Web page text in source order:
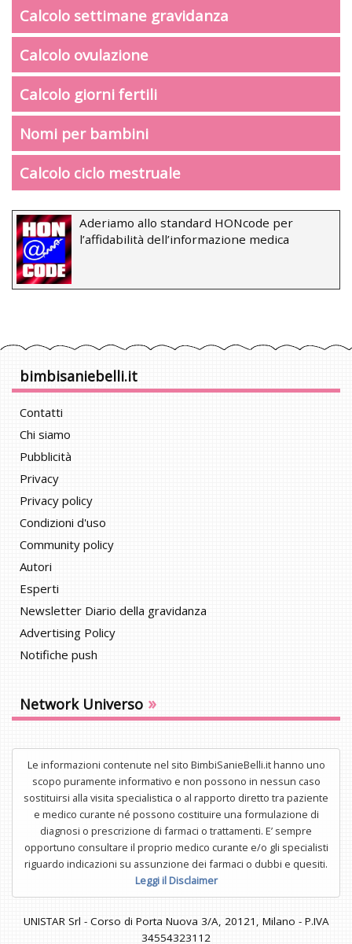
Calcolo settimane gravidanza
Calcolo ovulazione
Calcolo giorni fertili
Nomi per bambini
Calcolo ciclo mestruale
Aderiamo allo standard HONcode per
l’affidabilità dell’informazione medica
bimbisaniebelli.it
Contatti
Chi siamo
Pubblicità
Privacy
Privacy policy
Condizioni d'uso
Community policy
Autori
Esperti
Newsletter Diario della gravidanza
Advertising Policy
Notifiche push
Network Universo »
Le informazioni contenute nel sito BimbiSanieBelli.it hanno uno
scopo puramente informativo e non possono in nessun caso
sostituirsi alla visita specialistica o al rapporto diretto tra paziente
e medico curante né possono costituire una formulazione di
diagnosi o prescrizione di farmaci o trattamenti. E’ sempre
opportuno consultare il proprio medico curante e/o gli specialisti
riguardo indicazioni su assunzione dei farmaci o dubbi e quesiti.
Leggi il Disclaimer
UNISTAR Srl - Corso di Porta Nuova 3/A, 20121, Milano - P.IVA
34554323112